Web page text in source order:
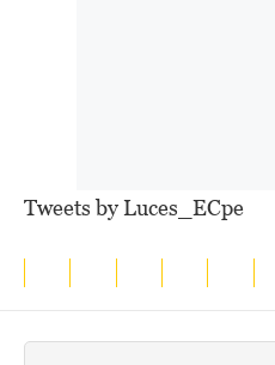
Tweets by Luces_ECpe